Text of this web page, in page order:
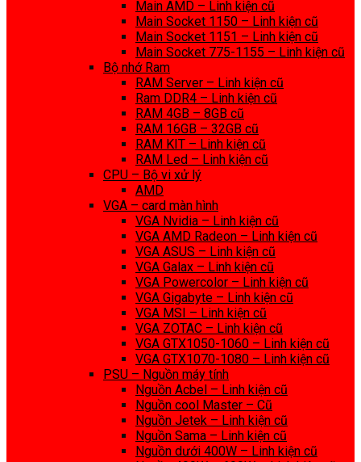
Main AMD – Linh kiện cũ
Main Socket 1150 – Linh kiện cũ
Main Socket 1151 – Linh kiện cũ
Main Socket 775-1155 – Linh kiện cũ
Bộ nhớ Ram
RAM Server – Linh kiện cũ
Ram DDR4 – Linh kiện cũ
RAM 4GB – 8GB cũ
RAM 16GB – 32GB cũ
RAM KIT – Linh kiện cũ
RAM Led – Linh kiện cũ
CPU – Bộ vi xử lý
AMD
VGA – card màn hình
VGA Nvidia – Linh kiện cũ
VGA AMD Radeon – Linh kiện cũ
VGA ASUS – Linh kiện cũ
VGA Galax – Linh kiện cũ
VGA Powercolor – Linh kiện cũ
VGA Gigabyte – Linh kiện cũ
VGA MSI – Linh kiện cũ
VGA ZOTAC – Linh kiện cũ
VGA GTX1050-1060 – Linh kiện cũ
VGA GTX1070-1080 – Linh kiện cũ
PSU – Nguồn máy tính
Nguồn Acbel – Linh kiện cũ
Nguồn cool Master – Cũ
Nguồn Jetek – Linh kiện cũ
Nguồn Sama – Linh kiện cũ
Nguồn dưới 400W – Linh kiện cũ